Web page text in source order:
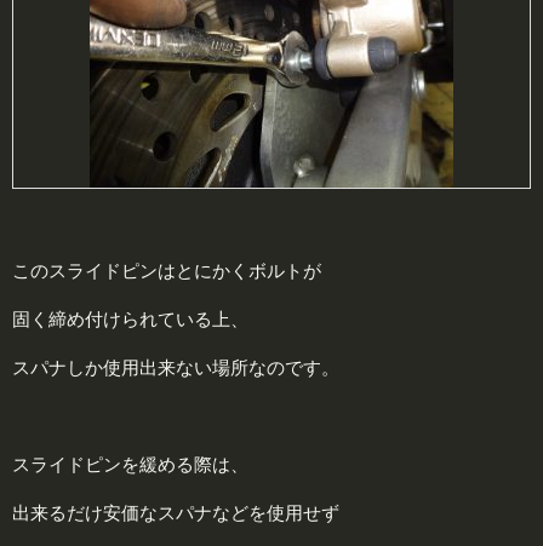
このスライドピンはとにかくボルトが
固く締め付けられている上、
スパナしか使用出来ない場所なのです。
スライドピンを緩める際は、
出来るだけ安価なスパナなどを使用せず